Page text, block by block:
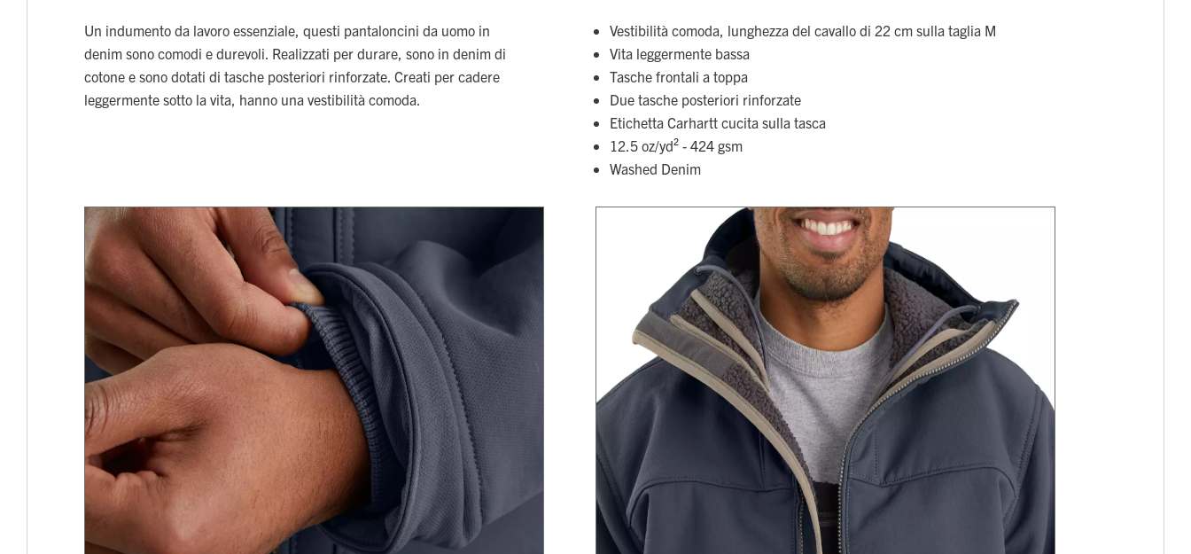
Un indumento da lavoro essenziale, questi pantaloncini da uomo in
denim sono comodi e durevoli. Realizzati per durare, sono in denim di
cotone e sono dotati di tasche posteriori rinforzate. Creati per cadere
leggermente sotto la vita, hanno una vestibilità comoda.
Vestibilità comoda, lunghezza del cavallo di 22 cm sulla taglia M
Vita leggermente bassa
Tasche frontali a toppa
Due tasche posteriori rinforzate
Etichetta Carhartt cucita sulla tasca
12.5 oz/yd² - 424 gsm
Washed Denim